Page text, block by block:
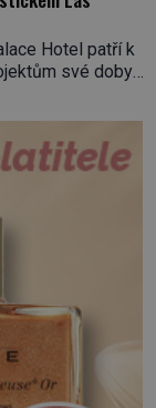
které vedl do
své
o nutnosti
Hotel patří k
své doby…
vydavatele
věří, že by se
stát pomyslným
a Západem.
Broze Tita